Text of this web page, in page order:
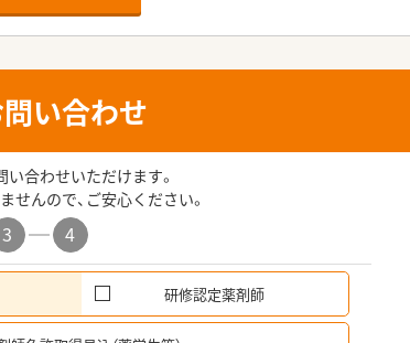
い合わせ
合わせいただけます。
せんので、ご安心ください。
3 4
研修認定薬剤師